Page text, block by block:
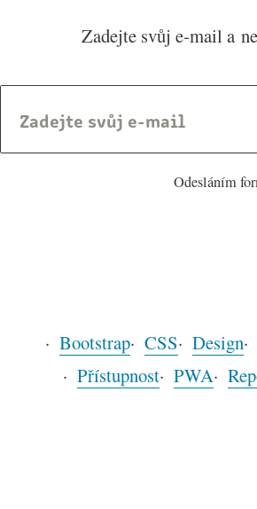
Zadejte svůj e-mail a
Odesláním
Bootstrap CSS Design
Přístupnost PWA